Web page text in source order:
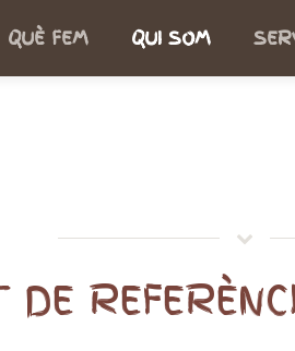
QUÈ FEM QUI SOM